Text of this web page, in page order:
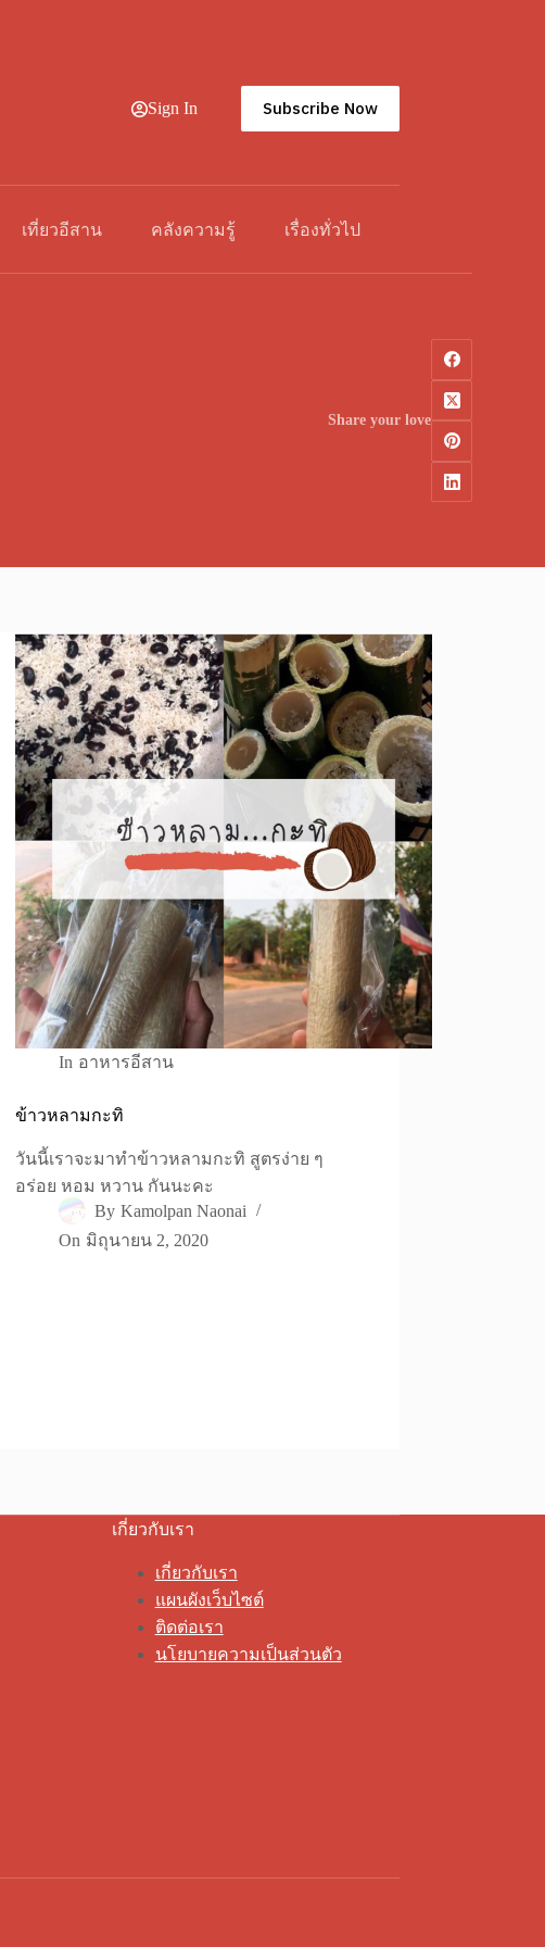
Sign In Subscribe Now
เที่ยวอีสาน คลังความรู้ เรื่องทั่วไป
Share your love
In อาหารอีสาน
ข้าวหลามกะทิ
วันนี้เราจะมาทำข้าวหลามกะทิ สูตรง่าย ๆ
อร่อย หอม หวาน กันนะคะ
By Kamolpan Naonai
On มิถุนายน 2, 2020
เกี่ยวกับเรา
เกี่ยวกับเรา
แผนผังเว็บไซต์
ติดต่อเรา
นโยบายความเป็นส่วนตัว